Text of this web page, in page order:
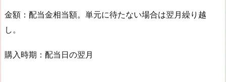
金額：配当金相当額。単元に待たない場合は翌月繰り越
し。
購入時期：配当日の翌月